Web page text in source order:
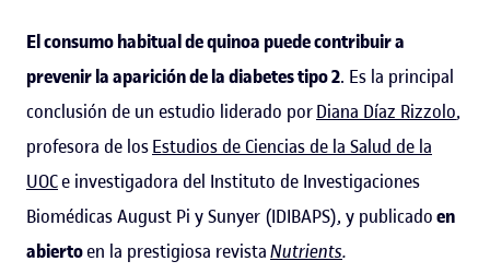
El consumo habitual de quinoa puede contribuir a
prevenir la aparición de la diabetes tipo 2. Es la principal
conclusión de un estudio liderado porDiana Díaz Rizzolo,
profesora de losEstudios de Ciencias de la Salud de la
UOCe investigadora del Instituto de Investigaciones
Biomédicas August Pi y Sunyer (IDIBAPS), y publicadoen
abiertoen la prestigiosa revistaNutrients.